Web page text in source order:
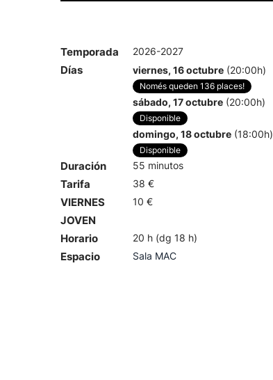
Temporada 2026-2027
Días viernes, 16 octubre (20:00h)
Només queden 136 places!
sábado, 17 octubre (20:00h)
Disponible
domingo, 18 octubre (18:00h)
Disponible
Duración 55 minutos
Tarifa 38 €
VIERNES
JOVEN
10 €
Horario 20 h (dg 18 h)
Espacio Sala MAC